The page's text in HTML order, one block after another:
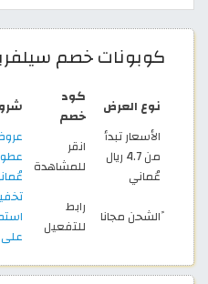
كوبونات خصم
نوع العرض
كود
خصم
الأسعار تبدأ
من 4.7 ريال
عُماني
انقر
للمشاهدة
ًالشحن مجانا
رابط
للتفعيل